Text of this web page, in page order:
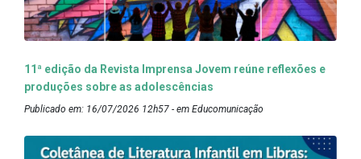
11ª edição da Revista Imprensa Jovem reúne reflexões e
produções sobre as adolescências
Publicado em: 16/07/2026 12h57 - em Educomunicação